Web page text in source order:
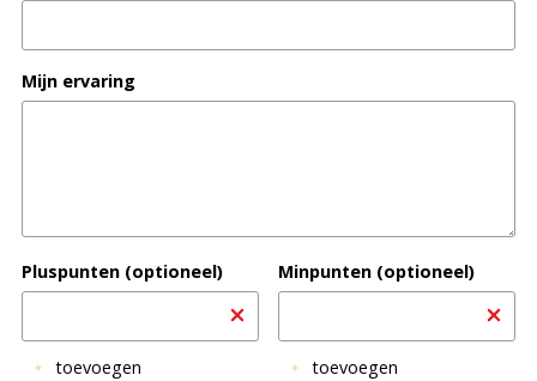
Mijn ervaring
Pluspunten (optioneel)
toevoegen
Minpunten (optioneel)
toevoegen